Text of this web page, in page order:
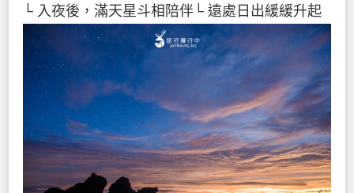
└ 入夜後，滿天星斗相陪伴 └ 遠處日出緩緩升起